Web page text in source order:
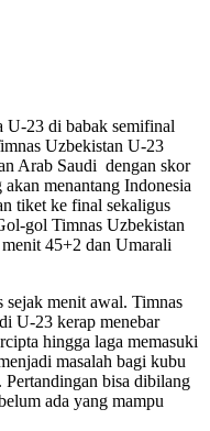
U-23 di babak semifinal
Uzbekistan U-23
Arab Saudi dengan skor
menantang Indonesia
tiket ke final sekaligus
gol Timnas Uzbekistan
45+2 dan Umarali
sejak menit awal. Timnas
U-23 kerap menebar
hingga laga memasuki
masalah bagi kubu
bisa dibilang
ada yang mampu